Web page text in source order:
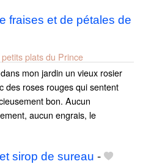
fraises et de pétales de
petits plats du Prince
mon jardin un vieux rosier
des roses rouges qui sentent
bon. Aucun
aucun engrais, le
sirop de sureau -